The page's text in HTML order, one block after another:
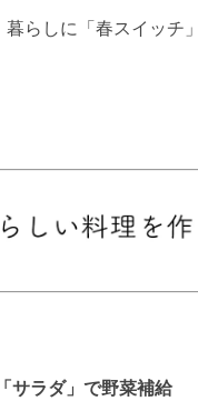
らしに「春スイッチ
サラダ」で野菜補給